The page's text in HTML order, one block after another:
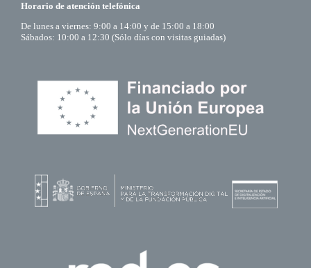
Horario de atención telefónica
De lunes a viernes: 9:00 a 14:00 y de 15:00 a 18:00
Sábados: 10:00 a 12:30 (Sólo días con visitas guiadas)